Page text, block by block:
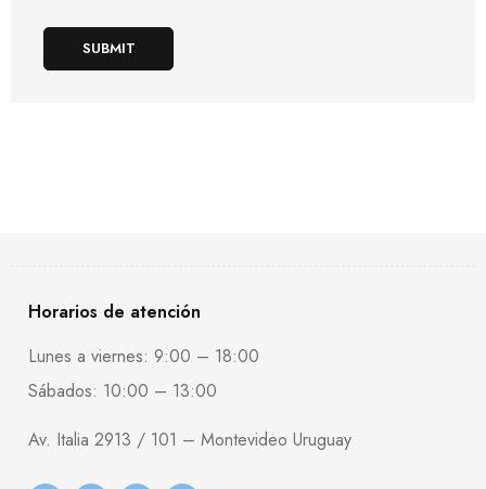
SUBMIT
Horarios de atención
Lunes a viernes: 9:00 – 18:00
Sábados: 10:00 – 13:00
Av. Italia 2913 / 101 – Montevideo Uruguay